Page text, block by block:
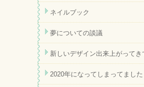
ネイルブック
夢についての談議
新しいデザイン出来上がってき
2020年になってしまってました